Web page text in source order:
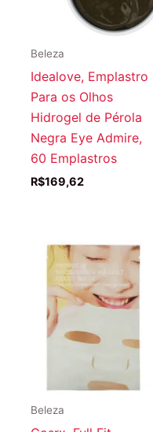
Beleza
Idealove, Emplastro
Para os Olhos
Hidrogel de Pérola
Negra Eye Admire,
60 Emplastros
R$169,62
Beleza